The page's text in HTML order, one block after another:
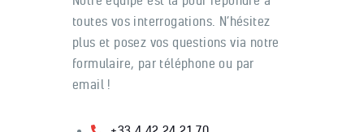
toutes vos interrogations. N’hésitez
plus et posez vos questions via notre
formulaire, par téléphone ou par
email !